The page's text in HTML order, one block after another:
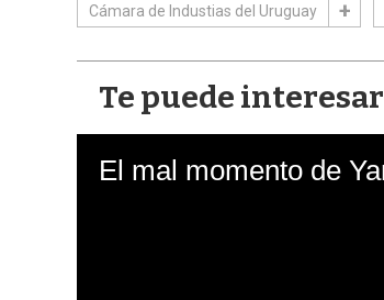
Cámara de Industias del Uruguay
Te puede interesar